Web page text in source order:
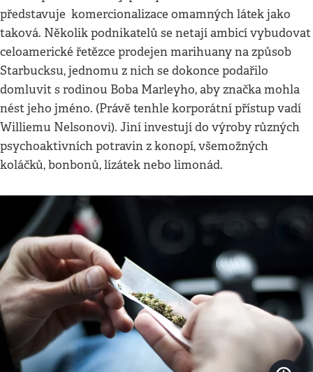
představuje komercionalizace omamných látek jako
taková. Několik podnikatelů se netají ambicí vybudovat
celoamerické řetězce prodejen marihuany na způsob
Starbucksu, jednomu z nich se dokonce podařilo
domluvit s rodinou Boba Marleyho, aby značka mohla
nést jeho jméno. (Právě tenhle korporátní přístup vadí
Williemu Nelsonovi). Jiní investují do výroby různých
psychoaktivních potravin z konopí, všemožných
koláčků, bonbonů, lízátek nebo limonád.